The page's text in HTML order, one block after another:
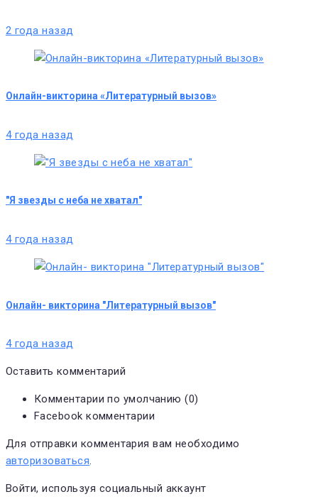
2 года назад
Онлайн-викторина «Литературный вызов»
4 года назад
"Я звезды с неба не хватал"
4 года назад
Онлайн- викторина "Литературный вызов"
4 года назад
Оставить комментарий
Комментарии по умолчанию (0)
Facebook комментарии
Для отправки комментария вам необходимо
авторизоваться.
Войти, используя социальный аккаунт